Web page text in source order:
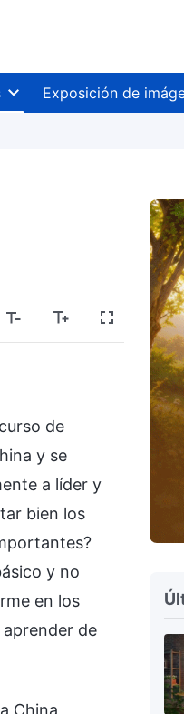
Exposición de
de
y se
a líder y
bien los
y no
en los
de
China